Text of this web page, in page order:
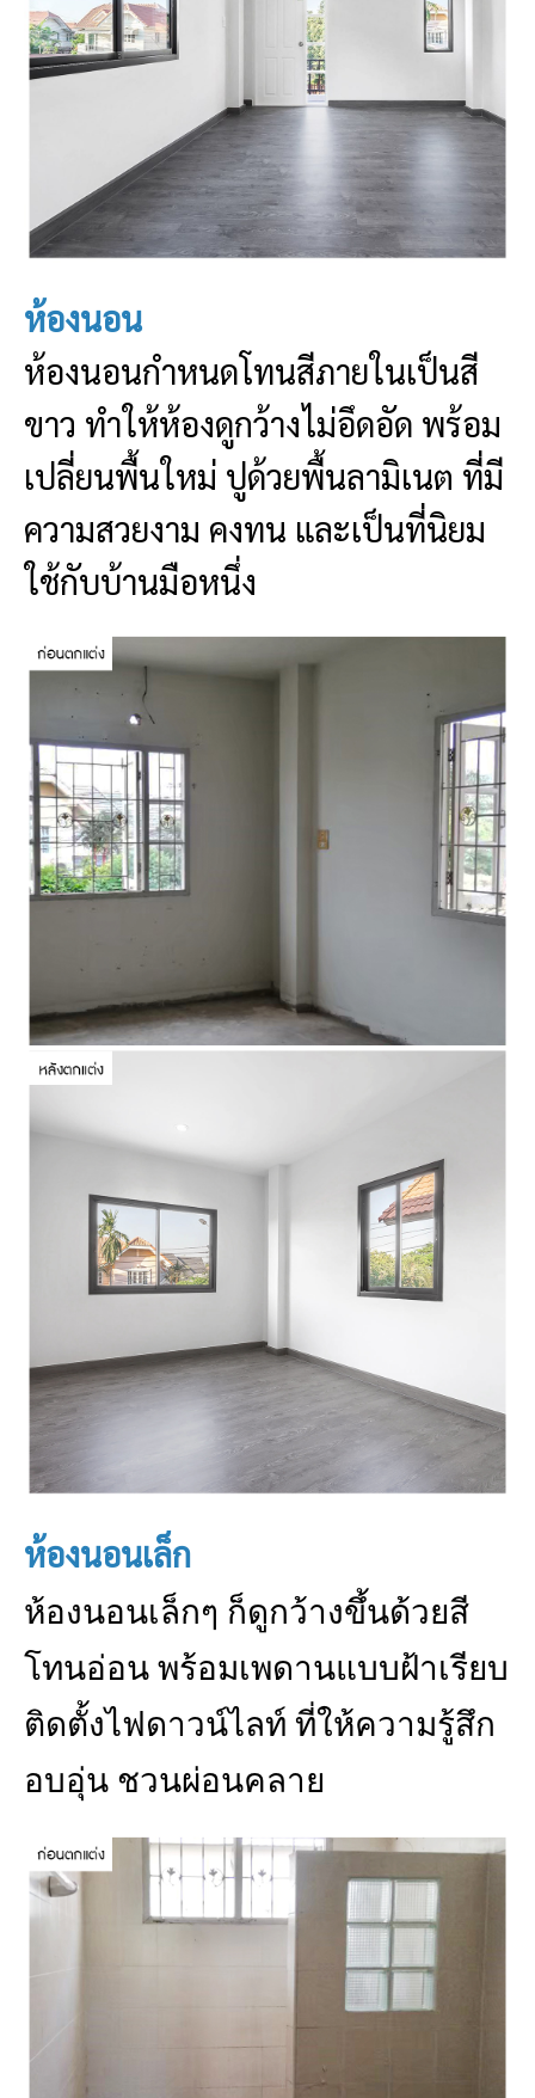
ห้องนอน
ห้องนอนกำหนดโทนสีภายในเป็นสี
ขาว ทำให้ห้องดูกว้างไม่อึดอัด พร้อม
เปลี่ยนพื้นใหม่ ปูด้วยพื้นลามิเนต ที่มี
ความสวยงาม คงทน และเป็นที่นิยม
ใช้กับบ้านมือหนึ่ง
ห้องนอนเล็ก
ห้องนอนเล็กๆ ก็ดูกว้างขึ้นด้วยสี
โทนอ่อน พร้อมเพดานแบบฝ้าเรียบ
ติดตั้งไฟดาวน์ไลท์ ที่ให้ความรู้สึก
อบอุ่น ชวนผ่อนคลาย